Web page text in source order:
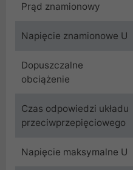
Prąd znamionowy
Napięcie znamionowe U
Dopuszczalne
obciążenie
Czas odpowiedzi układu
przeciwprzepięciowego
Napięcie maksymalne U